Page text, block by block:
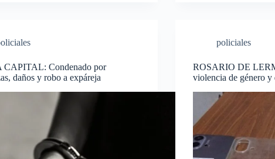
CAPITAL: Condenado por
daños y robo a expáreja
policiales
ROSARIO DE
violencia de género y